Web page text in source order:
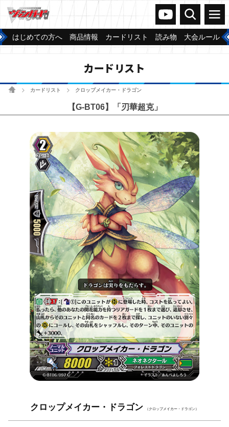
ヴァンガードch
検索 メニュー
はじめての方へ 商品情報 カードリスト 読み物 大会ルール
カードリスト
ホームカードリスト クロップメイカー・ドラゴン
【G-BT06】「刃華超克」
クロップメイカー・ドラゴン （クロップメイカー・ドラゴン）